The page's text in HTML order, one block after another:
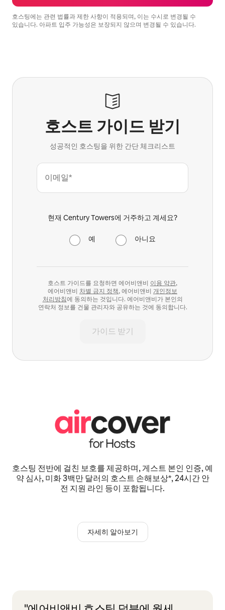
호스팅에는 관련 법률과 제한 사항이 적용되며, 이는 수시로 변경될 수
있습니다. 아파트 입주 가능성은 보장되지 않으며 변경될 수 있습니다.
호스트 가이드 받기
성공적인 호스팅을 위한 간단 체크리스트
이메일*
현재 Century Towers에 거주하고 계세요?
예 아니요
호스트 가이드를 요청하면 에어비앤비 이용 약관,
에어비앤비 차별 금지 정책, 에어비앤비 개인정보
처리방침에 동의하는 것입니다. 에어비앤비가 본인의
연락처 정보를 건물 관리자와 공유하는 것에 동의합니다.
가이드 받기
호스팅 전반에 걸친 보호를 제공하며, 게스트 본인 인증, 예
약 심사, 미화 3백만 달러의 호스트 손해보상*, 24시간 안
전 지원 라인 등이 포함됩니다.
자세히 알아보기